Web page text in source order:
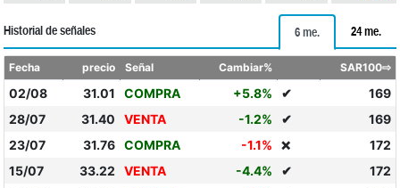
Historial de señales 6 me. 24 me.
Fecha precio Señal Cambiar% SAR100⇨
02/08 31.01 COMPRA +5.8% ✔
169
28/07
31.40 VENTA -1.2% ✔
169
23/07
31.76 COMPRA -1.1% ❌
172
15/07
33.22 VENTA -4.4% ✔
172